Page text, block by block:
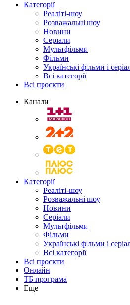
Категорії
Реаліті-шоу
Розважальні шоу
Новини
Серіали
Мультфільми
Фільми
Українські фільми і
Всі категорії
Всі проєкти
Канали
Категорії
Реаліті-шоу
Розважальні шоу
Новини
Серіали
Мультфільми
Фільми
Українські фільми і
Всі категорії
Всі проєкти
Онлайн
ТБ програма
Еще